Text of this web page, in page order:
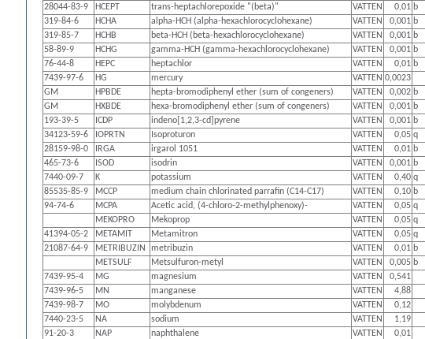
28044-83-9
HCEPT trans-heptachlorepoxide "(beta)" VATTEN 0,01 b
319-84-6
HCHA alpha-HCH (alpha-hexachlorocyclohexane) VATTEN 0,001 b
319-85-7
HCHB beta-HCH (beta-hexachlorocyclohexane) VATTEN 0,001 b
58-89-9
HCHG gamma-HCH (gamma-hexachlorocyclohexane) VATTEN 0,001 b
76-44-8
HEPC heptachlor VATTEN 0,01 b
7439-97-6
HG mercury VATTEN 0,0023
GM
HPBDE hepta-bromodiphenyl ether (sum of congeners) VATTEN 0,002 b
GM
HXBDE hexa-bromodiphenyl ether (sum of congeners) VATTEN 0,001 b
193-39-5
ICDP indeno[1,2,3-cd]pyrene VATTEN 0,001 b
34123-59-6
IOPRTN Isoproturon VATTEN 0,05 q
28159-98-0
IRGA irgarol 1051 VATTEN 0,01 b
465-73-6
ISOD isodrin VATTEN 0,001 b
7440-09-7
K potassium VATTEN 0,40 q
85535-85-9
MCCP medium chain chlorinated parrafin (C14-C17) VATTEN 0,10 b
94-74-6
MCPA Acetic acid, (4-chloro-2-methylphenoxy)- VATTEN 0,05 q
MEKOPRO
Mekoprop VATTEN 0,05 q
41394-05-2
METAMIT Metamitron VATTEN 0,05 q
21087-64-9
METRIBUZIN metribuzin VATTEN 0,01 b
METSULF
Metsulfuron-metyl VATTEN 0,005 b
7439-95-4
MG magnesium VATTEN 0,541
7439-96-5
MN manganese VATTEN 4,88
7439-98-7
MO molybdenum VATTEN 0,12
7440-23-5
NA sodium VATTEN 1,19
91-20-3
NAP naphthalene VATTEN 0,01